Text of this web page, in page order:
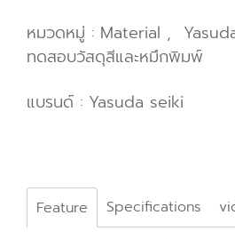
หมวดหมู่ : Material ,
ทดสอบวัสดุสีและหมึกพิมพ์
แบรนด์ : Yasuda seiki
Feature Specifications